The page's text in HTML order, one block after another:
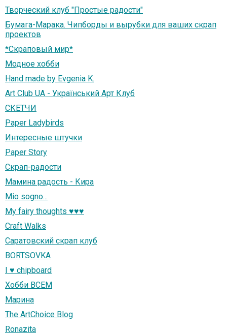
Творческий клуб "Простые радости"
Бумага-Марака. Чипборды и вырубки для ваших скрап
проектов
*Скраповый мир*
Модное хобби
Hand made by Evgenia K.
Art Club UA - Український Арт Клуб
СКЕТЧИ
Paper Ladybirds
Интересные штучки
Paper Story
Скрап-радости
Мамина радость - Кира
Mio sogno...
My fairy thoughts ♥♥♥
Craft Walks
Саратовский скрап клуб
BORTSOVKA
I ♥ chipboard
Хобби ВСЕМ
Марина
The ArtChoice Blog
Ronazita